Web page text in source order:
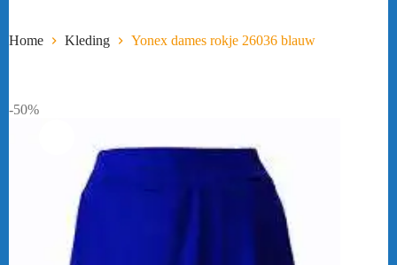
Home Kleding Yonex dames rokje 26036 blauw
-50%